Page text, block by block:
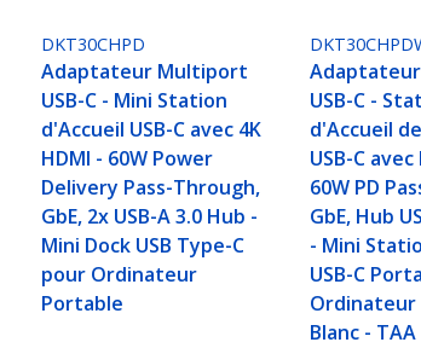
DKT30CHPD
Adaptateur Multiport
USB-C - Mini Station
d'Accueil USB-C avec 4K
HDMI - 60W Power
Delivery Pass-Through,
GbE, 2x USB-A 3.0 Hub -
Mini Dock USB Type-C
pour Ordinateur
Portable
USB-C -
d'Accueil
USB-C avec
60W PD
GbE, Hub
- Mini
USB-C
Ordinateur
Blanc - TAA